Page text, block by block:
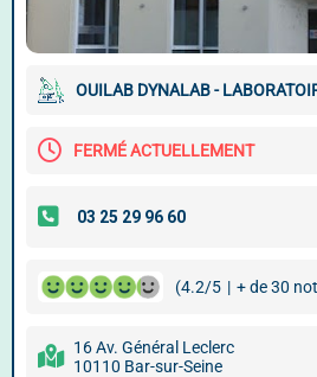
OUILAB DYNALAB -
FERMÉ ACTUELLEMENT
(4.2/5 | + de 30
16 Av. Général Leclerc
10110 Bar-sur-Seine